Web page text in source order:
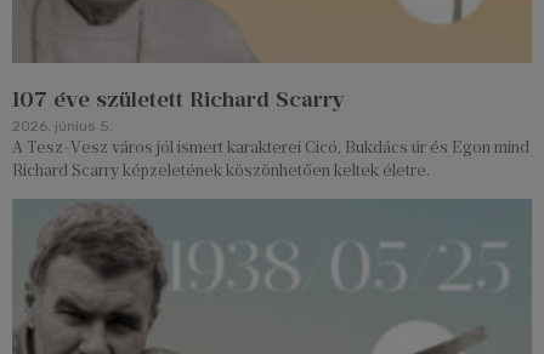
107 éve született Richard Scarry
2026. június 5.
A Tesz-Vesz város jól ismert karakterei Cicó, Bukdács úr és Egon mind
Richard Scarry képzeletének köszönhetően keltek életre.